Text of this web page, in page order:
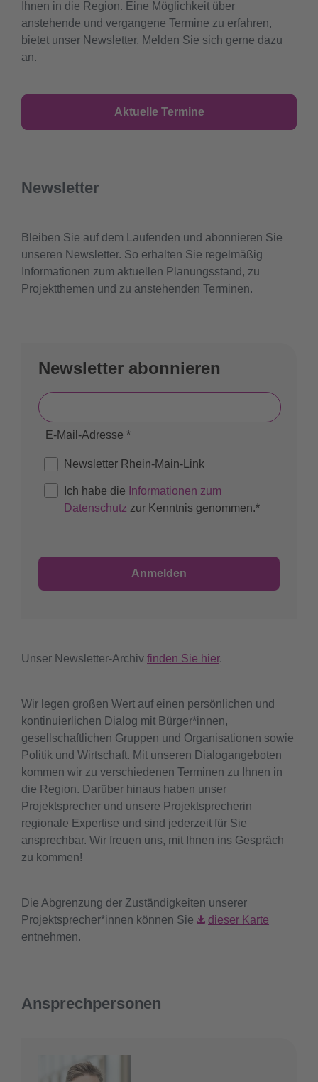
Ihnen in die Region. Eine Möglichkeit über
anstehende und vergangene Termine zu erfahren,
bietet unser Newsletter. Melden Sie sich gerne dazu
an.
Aktuelle Termine
Newsletter
Bleiben Sie auf dem Laufenden und abonnieren Sie
unseren Newsletter. So erhalten Sie regelmäßig
Informationen zum aktuellen Planungsstand, zu
Projektthemen und zu anstehenden Terminen.
Unser Newsletter-Archiv finden Sie hier.
Wir legen großen Wert auf einen persönlichen und
kontinuierlichen Dialog mit Bürger*innen,
gesellschaftlichen Gruppen und Organisationen sowie
Politik und Wirtschaft. Mit unseren Dialogangeboten
kommen wir zu verschiedenen Terminen zu Ihnen in
die Region. Darüber hinaus haben unser
Projektsprecher und unsere Projektsprecherin
regionale Expertise und sind jederzeit für Sie
ansprechbar. Wir freuen uns, mit Ihnen ins Gespräch
zu kommen!
Die Abgrenzung der Zuständigkeiten unserer
Projektsprecher*innen können Sie
dieser Karte
entnehmen.
Ansprechpersonen